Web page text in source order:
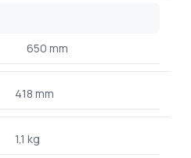
650 mm
418 mm
1,1 kg